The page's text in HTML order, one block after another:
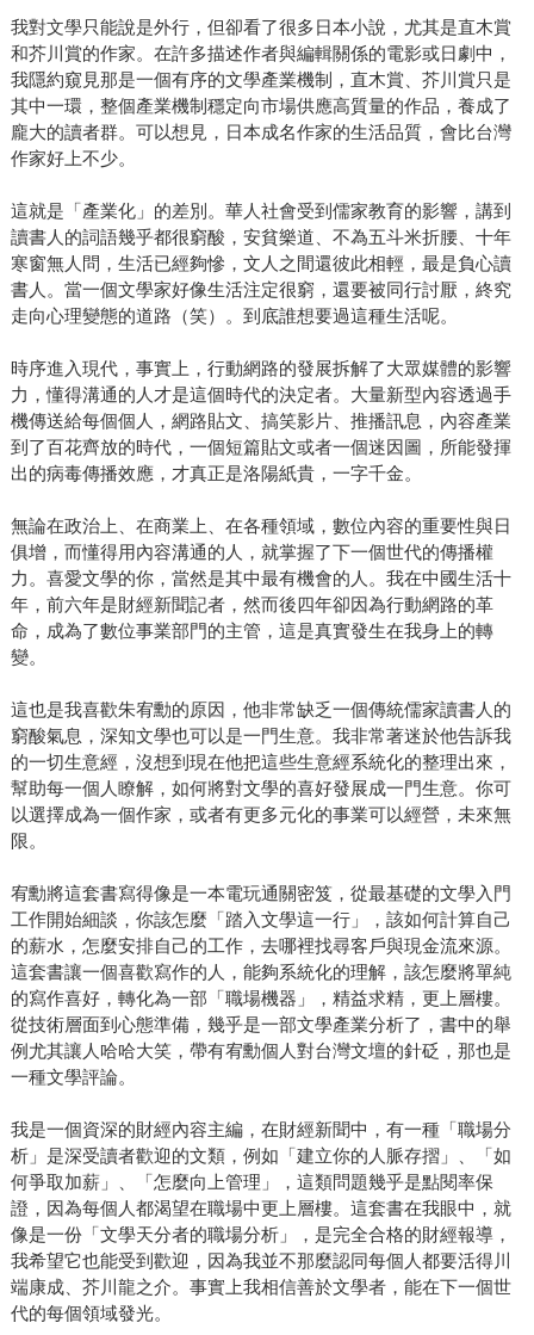
我對文學只能說是外行，但卻看了很多日本小說，尤其是直木賞
和芥川賞的作家。在許多描述作者與編輯關係的電影或日劇中，
我隱約窺見那是一個有序的文學產業機制，直木賞、芥川賞只是
其中一環，整個產業機制穩定向市場供應高質量的作品，養成了
龐大的讀者群。可以想見，日本成名作家的生活品質，會比台灣
作家好上不少。
這就是「產業化」的差別。華人社會受到儒家教育的影響，講到
讀書人的詞語幾乎都很窮酸，安貧樂道、不為五斗米折腰、十年
寒窗無人問，生活已經夠慘，文人之間還彼此相輕，最是負心讀
書人。當一個文學家好像生活注定很窮，還要被同行討厭，終究
走向心理變態的道路（笑）。到底誰想要過這種生活呢。
時序進入現代，事實上，行動網路的發展拆解了大眾媒體的影響
力，懂得溝通的人才是這個時代的決定者。大量新型內容透過手
機傳送給每個個人，網路貼文、搞笑影片、推播訊息，內容產業
到了百花齊放的時代，一個短篇貼文或者一個迷因圖，所能發揮
出的病毒傳播效應，才真正是洛陽紙貴，一字千金。
無論在政治上、在商業上、在各種領域，數位內容的重要性與日
俱增，而懂得用內容溝通的人，就掌握了下一個世代的傳播權
力。喜愛文學的你，當然是其中最有機會的人。我在中國生活十
年，前六年是財經新聞記者，然而後四年卻因為行動網路的革
命，成為了數位事業部門的主管，這是真實發生在我身上的轉
變。
這也是我喜歡朱宥勳的原因，他非常缺乏一個傳統儒家讀書人的
窮酸氣息，深知文學也可以是一門生意。我非常著迷於他告訴我
的一切生意經，沒想到現在他把這些生意經系統化的整理出來，
幫助每一個人瞭解，如何將對文學的喜好發展成一門生意。你可
以選擇成為一個作家，或者有更多元化的事業可以經營，未來無
限。
宥勳將這套書寫得像是一本電玩通關密笈，從最基礎的文學入門
工作開始細談，你該怎麼「踏入文學這一行」，該如何計算自己
的薪水，怎麼安排自己的工作，去哪裡找尋客戶與現金流來源。
這套書讓一個喜歡寫作的人，能夠系統化的理解，該怎麼將單純
的寫作喜好，轉化為一部「職場機器」，精益求精，更上層樓。
從技術層面到心態準備，幾乎是一部文學產業分析了，書中的舉
例尤其讓人哈哈大笑，帶有宥勳個人對台灣文壇的針砭，那也是
一種文學評論。
我是一個資深的財經內容主編，在財經新聞中，有一種「職場分
析」是深受讀者歡迎的文類，例如「建立你的人脈存摺」、「如
何爭取加薪」、「怎麼向上管理」，這類問題幾乎是點閱率保
證，因為每個人都渴望在職場中更上層樓。這套書在我眼中，就
像是一份「文學天分者的職場分析」，是完全合格的財經報導，
我希望它也能受到歡迎，因為我並不那麼認同每個人都要活得川
端康成、芥川龍之介。事實上我相信善於文學者，能在下一個世
代的每個領域發光。